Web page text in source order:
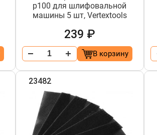
р100 для шлифовальной
машины 5 шт, Vertextools
239 ₽
В корзину
23482